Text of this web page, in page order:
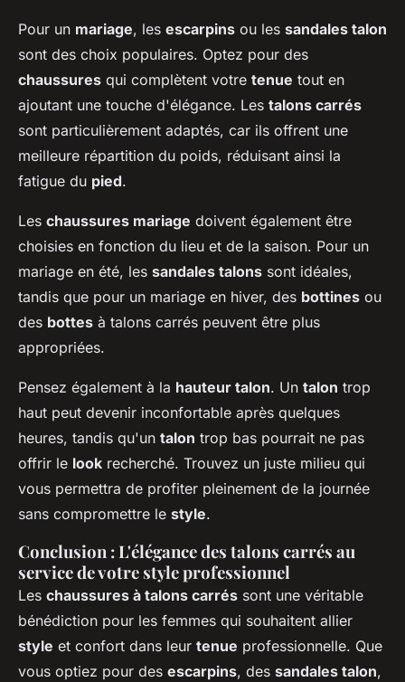
Pour un mariage, les escarpins ou les sandales talon
sont des choix populaires. Optez pour des
chaussures qui complètent votre tenue tout en
ajoutant une touche d'élégance. Les talons carrés
sont particulièrement adaptés, car ils offrent une
meilleure répartition du poids, réduisant ainsi la
fatigue du pied.
Les chaussures mariage doivent également être
choisies en fonction du lieu et de la saison. Pour un
mariage en été, les sandales talons sont idéales,
tandis que pour un mariage en hiver, des bottines ou
des bottes à talons carrés peuvent être plus
appropriées.
Pensez également à la hauteur talon. Un talon trop
haut peut devenir inconfortable après quelques
heures, tandis qu'un talon trop bas pourrait ne pas
offrir le look recherché. Trouvez un juste milieu qui
vous permettra de profiter pleinement de la journée
sans compromettre le style.
Conclusion : L'élégance des talons carrés au
service de votre style professionnel
Les chaussures à talons carrés sont une véritable
bénédiction pour les femmes qui souhaitent allier
style et confort dans leur tenue professionnelle. Que
vous optiez pour des escarpins, des sandales talon,